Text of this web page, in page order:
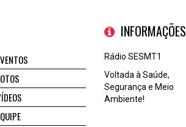
INFORMAÇÕES
Rádio SESMT1
Voltada à Saúde,
Segurança e Meio
Ambiente!